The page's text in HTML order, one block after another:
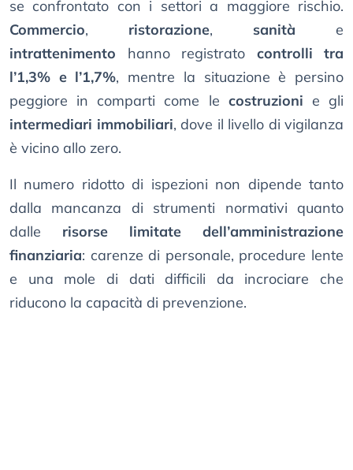
se confrontato con i settori a maggiore rischio.
Commercio, ristorazione, sanità e
intrattenimento hanno registrato controlli tra
l’1,3% e l’1,7%, mentre la situazione è persino
peggiore in comparti come le costruzioni e gli
intermediari immobiliari, dove il livello di vigilanza
è vicino allo zero.
Il numero ridotto di ispezioni non dipende tanto
dalla mancanza di strumenti normativi quanto
dalle risorse limitate dell’amministrazione
finanziaria: carenze di personale, procedure lente
e una mole di dati difficili da incrociare che
riducono la capacità di prevenzione.